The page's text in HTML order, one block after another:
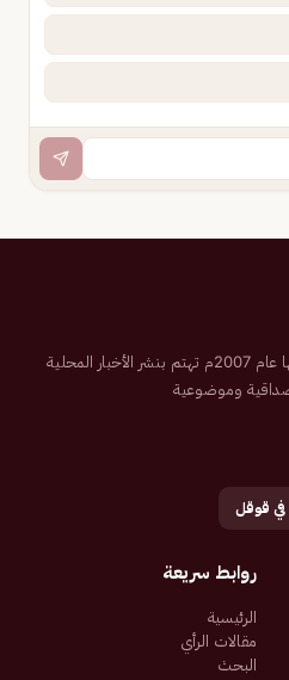
صحيفة إلكترونية سعودية تم تأسيسها عام 2007م تهتم بنشر الأخبار المحلية
وموضوعية
قوقل
روابط سريعة
الرئيسية
مقالات الرأي
البحث